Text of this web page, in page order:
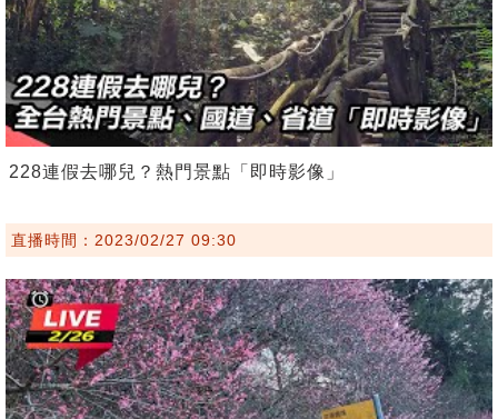
228連假去哪兒？熱門景點「即時影像」
直播時間：2023/02/27 09:30